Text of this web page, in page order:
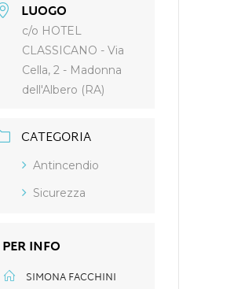
LUOGO
c/o HOTEL
CLASSICANO - Via
Cella, 2 - Madonna
dell'Albero (RA)
CATEGORIA
Antincendio
Sicurezza
PER INFO
SIMONA FACCHINI